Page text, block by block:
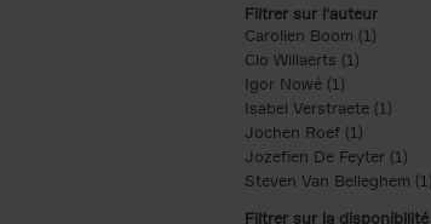
Filtrer sur l'auteur
Carolien Boom (1)
Clo Willaerts (1)
Igor Nowé (1)
Isabel Verstraete (1)
Jochen Roef (1)
Jozefien De Feyter (1)
Steven Van Belleghem (1)
Filtrer sur la disponibilité